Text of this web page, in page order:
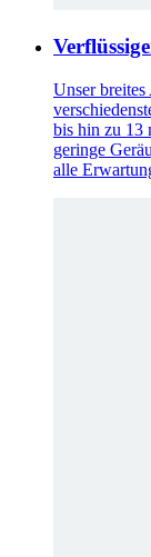
Unser
bis hin zu 13
geringe
alle